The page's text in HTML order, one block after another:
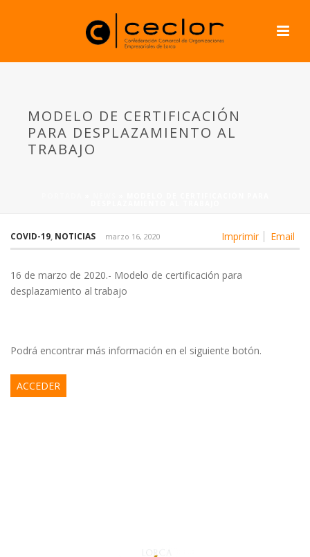
MODELO DE CERTIFICACIÓN
PARA DESPLAZAMIENTO AL
TRABAJO
Imprimir Email
COVID-19, NOTICIAS marzo 16, 2020
16 de marzo de 2020.- Modelo de certificación para
desplazamiento al trabajo
Podrá encontrar más información en el siguiente botón.
ACCEDER